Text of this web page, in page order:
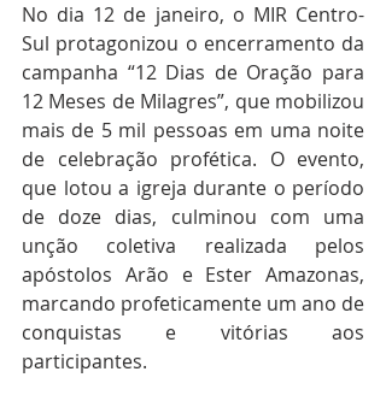
No dia 12 de janeiro, o MIR Centro-
Sul protagonizou o encerramento da
campanha “12 Dias de Oração para
12 Meses de Milagres”, que mobilizou
mais de 5 mil pessoas em uma noite
de celebração profética. O evento,
que lotou a igreja durante o período
de doze dias, culminou com uma
unção coletiva realizada pelos
apóstolos Arão e Ester Amazonas,
marcando profeticamente um ano de
conquistas e vitórias aos
participantes.